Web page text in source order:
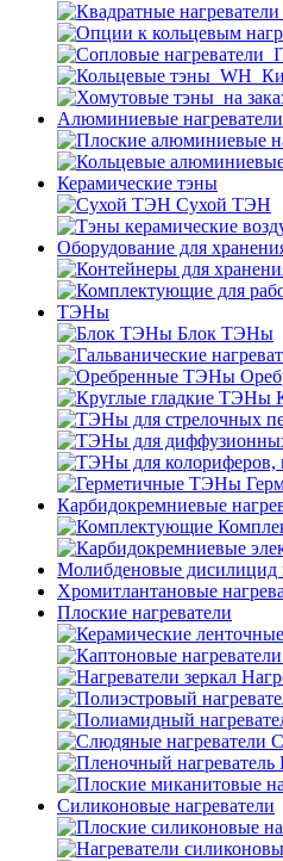
Алюминиевые нагреватели
Керамические тэны
Сухой ТЭН
Оборудование для
ТЭНы
Блок ТЭНы
Карбидокремниевые
Молибденовые дисилицид
Хромитлантановые
Плоские нагреватели
Силиконовые нагреватели